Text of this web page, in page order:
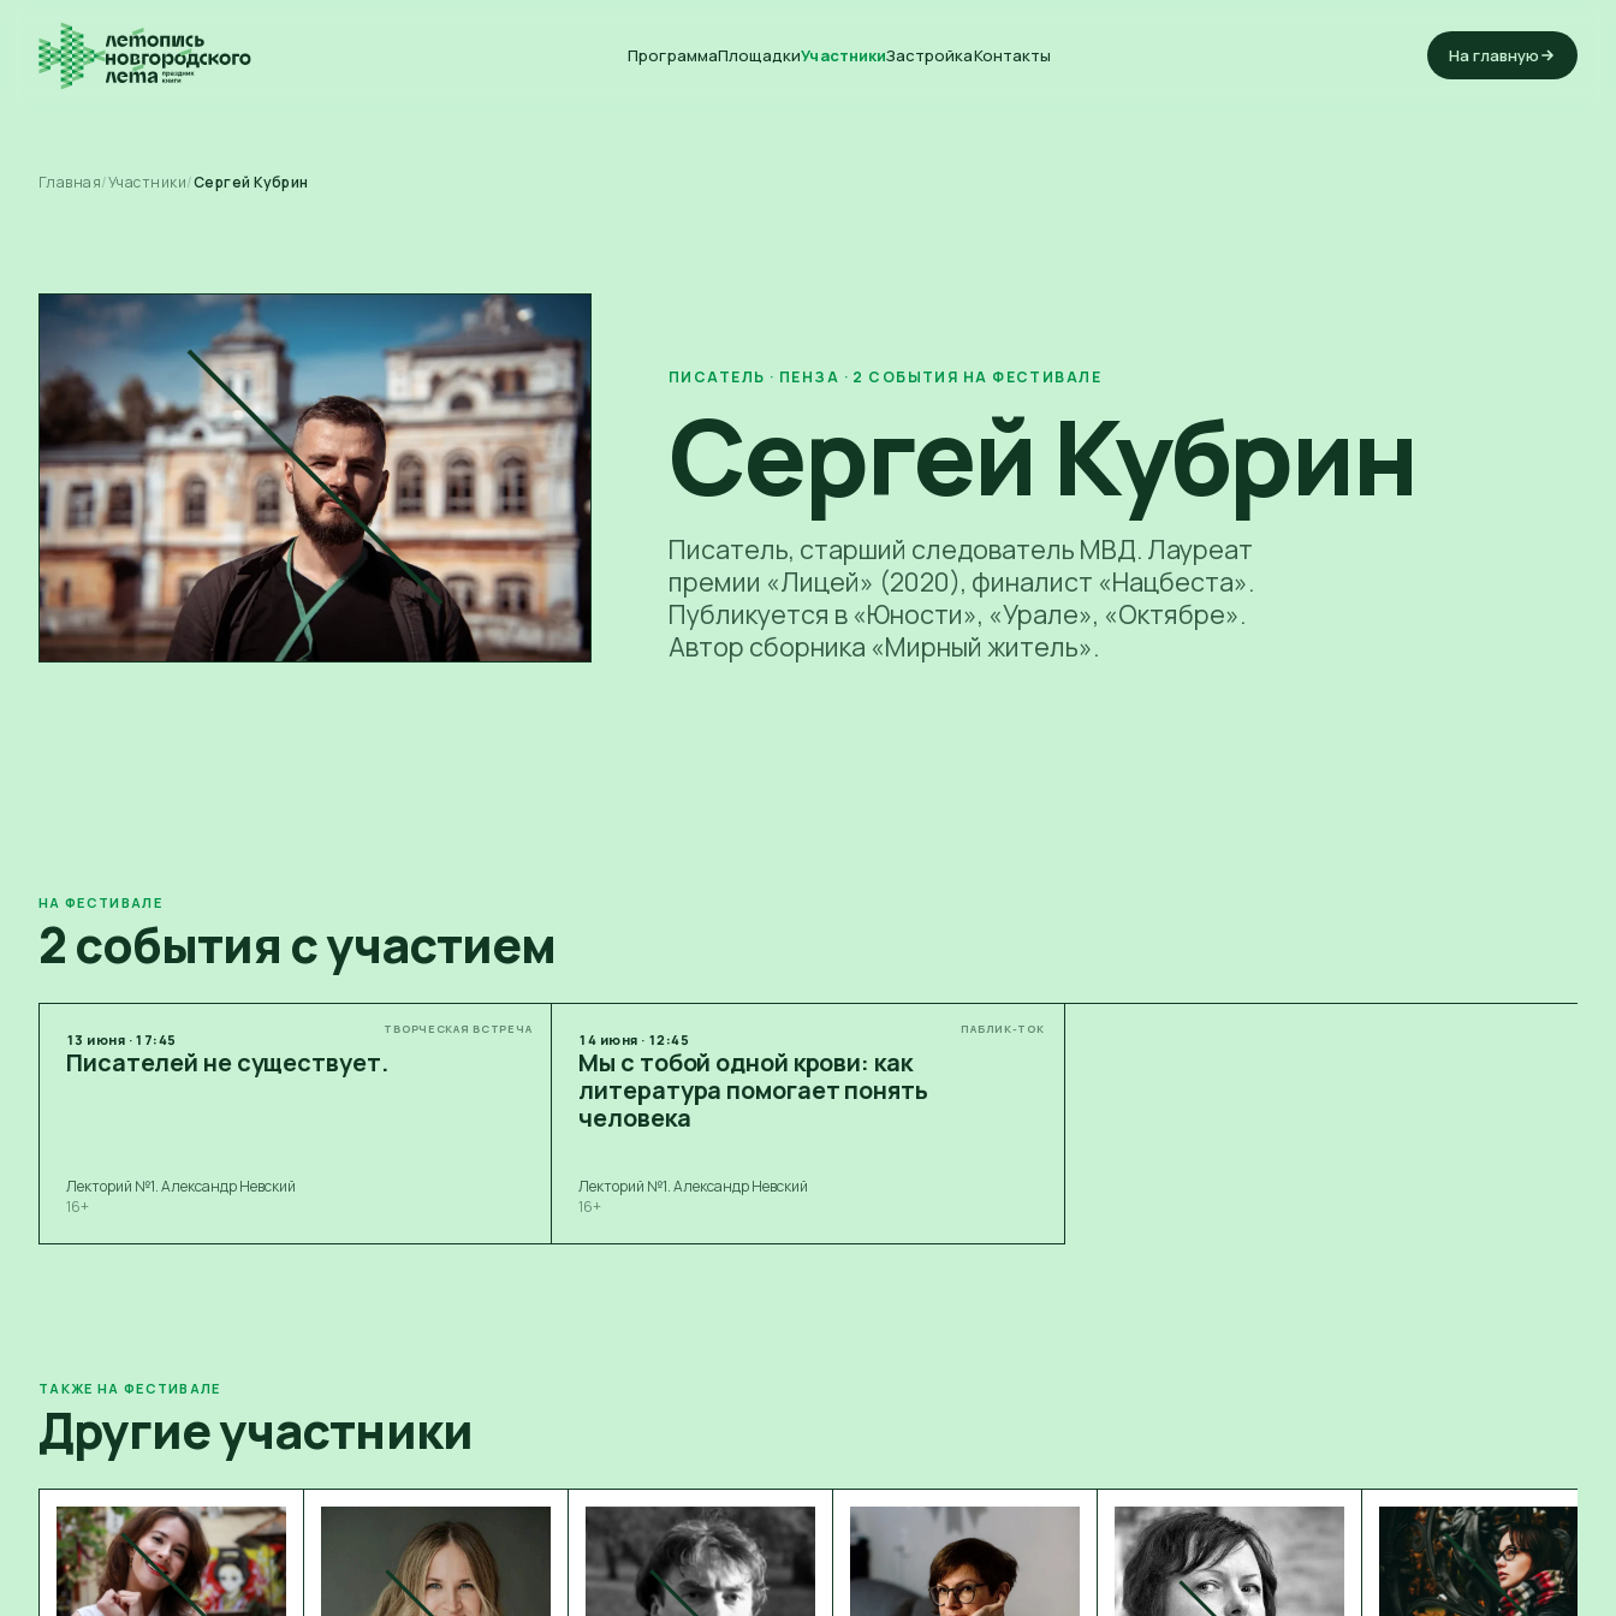
ПрограммаПлощадкиУчастникиЗастройкаКонтакты На главную
Главная/Участники/Сергей Кубрин
ПИСАТЕЛЬ · ПЕНЗА · 2 СОБЫТИЯ НА ФЕСТИВАЛЕ
Сергей Кубрин
Писатель, старший следователь МВД. Лауреат
премии «Лицей» (2020), финалист «Нацбеста».
Публикуется в «Юности», «Урале», «Октябре».
Автор сборника «Мирный житель».
НА ФЕСТИВАЛЕ
2 события с участием
ТВОРЧЕСКАЯ ВСТРЕЧА
13 июня · 17:45
Писателей не существует.
Лекторий №1. Александр Невский
16+
ПАБЛИК-ТОК
14 июня · 12:45
Мы с тобой одной крови: как
литература помогает понять
человека
Лекторий №1. Александр Невский
16+
ТАКЖЕ НА ФЕСТИВАЛЕ
Другие участники